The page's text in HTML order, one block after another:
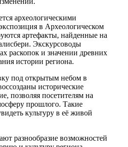
археологическими
в Археологическом
артефакты, найденные на
Экскурсоводы
раскопок и значении древних
истории региона.
под открытым небом в
исторические
позволяя посетителям на
прошлого. Такие
культуру в её живой
разнообразие возможностей